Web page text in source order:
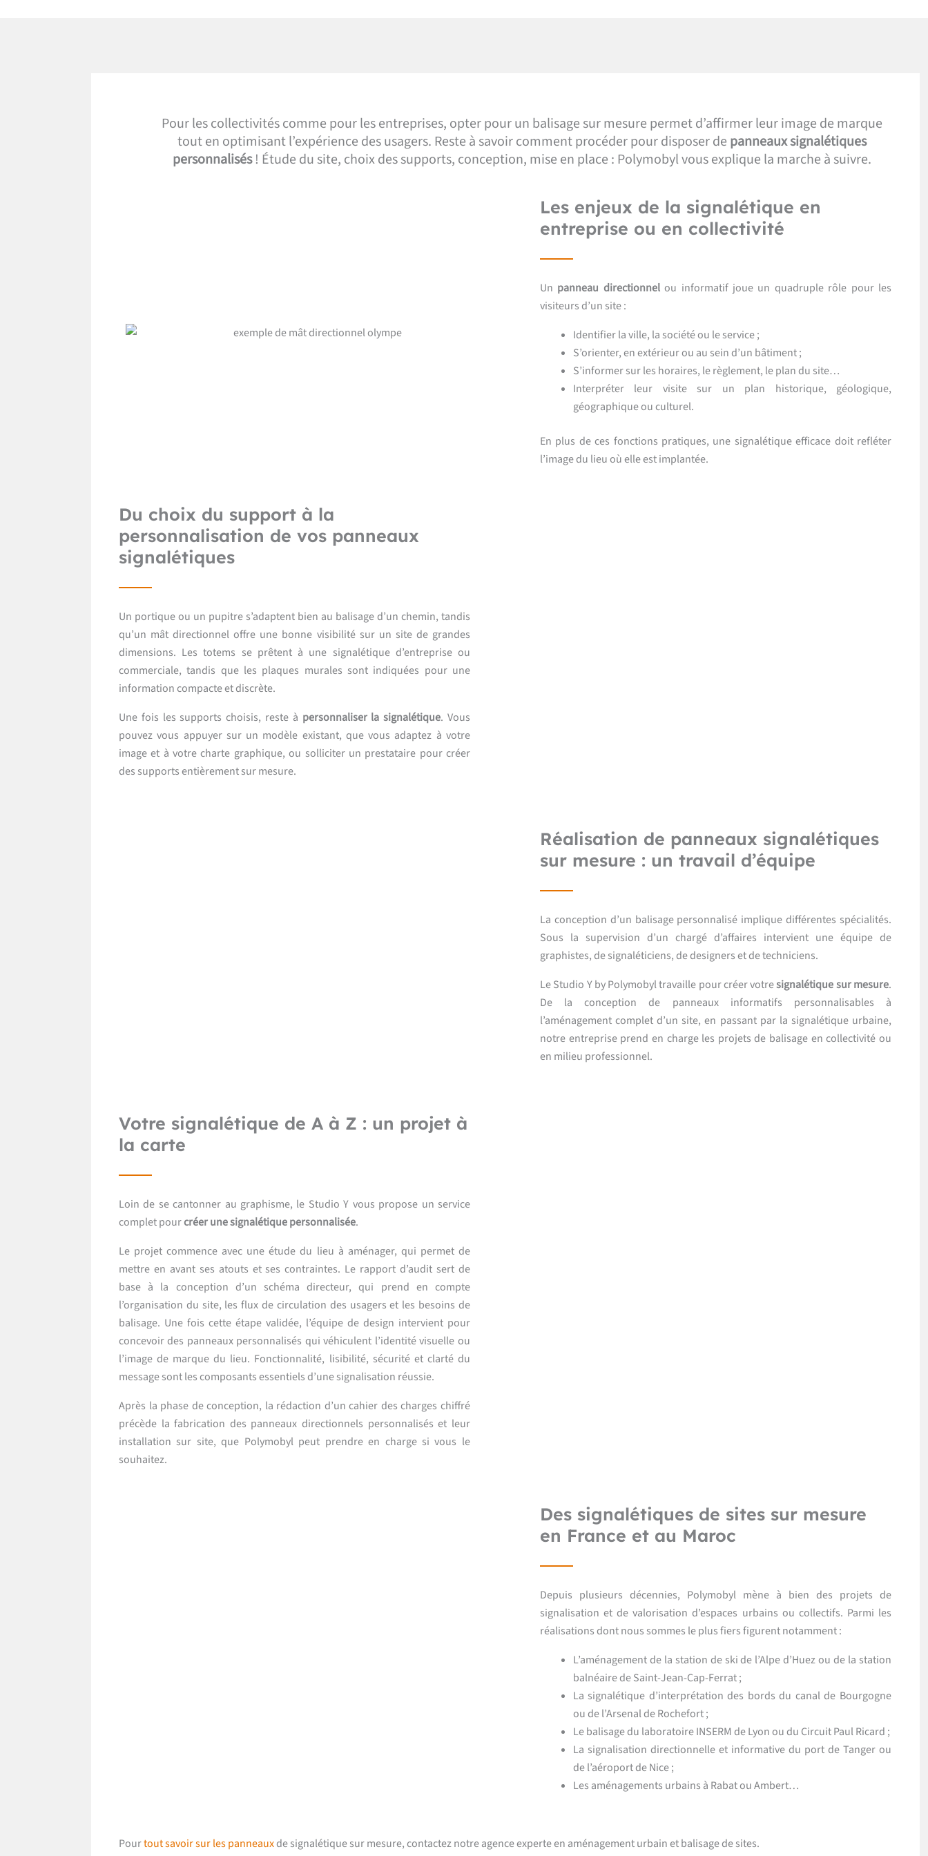
Pour les collectivités comme pour les entreprises, opter pour un balisage sur mesure permet d’affirmer leur image de marque
tout en optimisant l’expérience des usagers. Reste à savoir comment procéder pour disposer de panneaux signalétiques
personnalisés! Étude du site, choix des supports, conception, mise en place : Polymobyl vous explique la marche à suivre.
Les enjeux de la signalétique en
entreprise ou en collectivité
Un panneau directionnelou informatif joue un quadruple rôle pour les
visiteurs d’un site :
Identifier la ville, la société ou le service ;
S’orienter, en extérieur ou au sein d’un bâtiment ;
S’informer sur les horaires, le règlement, le plan du site…
Interpréter leur visite sur un plan historique, géologique,
géographique ou culturel.
En plus de ces fonctions pratiques, une signalétique efficace doit refléter
l’image du lieu où elle est implantée.
Du choix du support à la
personnalisation de vos panneaux
signalétiques
Un portique ou un pupitre s’adaptent bien au balisage d’un chemin, tandis
qu’un mât directionnel offre une bonne visibilité sur un site de grandes
dimensions. Les totems se prêtent à une signalétique d’entreprise ou
commerciale, tandis que les plaques murales sont indiquées pour une
information compacte et discrète.
Une fois les supports choisis, reste à personnaliser la signalétique. Vous
pouvez vous appuyer sur un modèle existant, que vous adaptez à votre
image et à votre charte graphique, ou solliciter un prestataire pour créer
des supports entièrement sur mesure.
Réalisation de panneaux signalétiques
sur mesure : un travail d’équipe
La conception d’un balisage personnalisé implique différentes spécialités.
Sous la supervision d’un chargé d’affaires intervient une équipe de
graphistes, de signaléticiens, de designers et de techniciens.
Le Studio Y by Polymobyl travaille pour créer votresignalétique sur mesure.
De la conception de panneaux informatifs personnalisables à
l’aménagement complet d’un site, en passant par la signalétique urbaine,
notre entreprise prend en charge les projets de balisage en collectivité ou
en milieu professionnel.
Votre signalétique de A à Z : un projet à
la carte
Loin de se cantonner au graphisme, le Studio Y vous propose un service
complet pourcréer une signalétique personnalisée.
Le projet commence avec une étude du lieu à aménager, qui permet de
mettre en avant ses atouts et ses contraintes. Le rapport d’audit sert de
base à la conception d’un schéma directeur, qui prend en compte
l’organisation du site, les flux de circulation des usagers et les besoins de
balisage. Une fois cette étape validée, l’équipe de design intervient pour
concevoir des panneaux personnalisés qui véhiculent l’identité visuelle ou
l’image de marque du lieu. Fonctionnalité, lisibilité, sécurité et clarté du
message sont les composants essentiels d’une signalisation réussie.
Après la phase de conception, la rédaction d’un cahier des charges chiffré
précède la fabrication des panneaux directionnels personnalisés et leur
installation sur site, que Polymobyl peut prendre en charge si vous le
souhaitez.
Des signalétiques de sites sur mesure
en France et au Maroc
Depuis plusieurs décennies, Polymobyl mène à bien des projets de
signalisation et de valorisation d’espaces urbains ou collectifs. Parmi les
réalisations dont nous sommes le plus fiers figurent notamment :
L’aménagement de la station de ski de l’Alpe d’Huez ou de la station
balnéaire de Saint-Jean-Cap-Ferrat ;
La signalétique d’interprétation des bords du canal de Bourgogne
ou de l’Arsenal de Rochefort ;
Le balisage du laboratoire INSERM de Lyon ou du Circuit Paul Ricard ;
La signalisation directionnelle et informative du port de Tanger ou
de l’aéroport de Nice ;
Les aménagements urbains à Rabat ou Ambert…
Pourtout savoir sur les panneauxde signalétique sur mesure, contactez notre agence experte en aménagement urbain et balisage de sites.